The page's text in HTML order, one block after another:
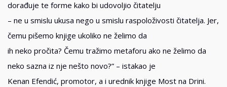
dorađuje te forme kako bi udovoljio čitatelju
– ne u smislu ukusa nego u smislu raspoloživosti čitatelja. Jer,
čemu pišemo knjige ukoliko ne želimo da
ih neko pročita? Čemu tražimo metaforu ako ne želimo da
neko sazna iz nje nešto novo?” – istakao je
Kenan Efendić, promotor, a i urednik knjige Most na Drini.